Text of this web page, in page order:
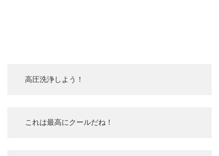
高圧洗浄しよう！
これは最高にクールだね！